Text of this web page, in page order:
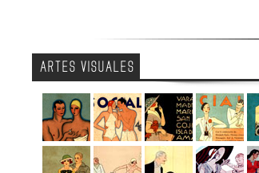
ARTES VISUALES